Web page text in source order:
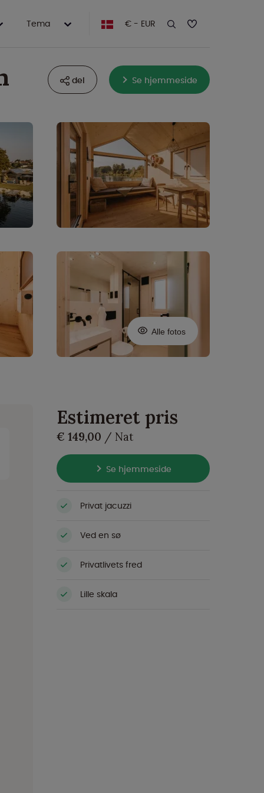
Tema € - EUR
del Se hjemmeside
Alle fotos
Estimeret pris
€ 149,00 / Nat
Se hjemmeside
Privat jacuzzi
Ved en sø
Privatlivets fred
Lille skala